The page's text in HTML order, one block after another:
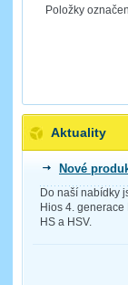
Položky
Aktuality
Nové
Do naší nabídky
Hios 4.
HS a HSV.